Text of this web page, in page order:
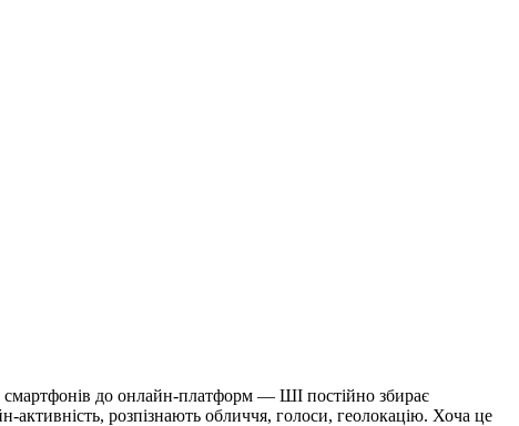
смартфонів до онлайн-платформ — ШІ постійно збирає
розпізнають обличчя, голоси, геолокацію. Хоча це